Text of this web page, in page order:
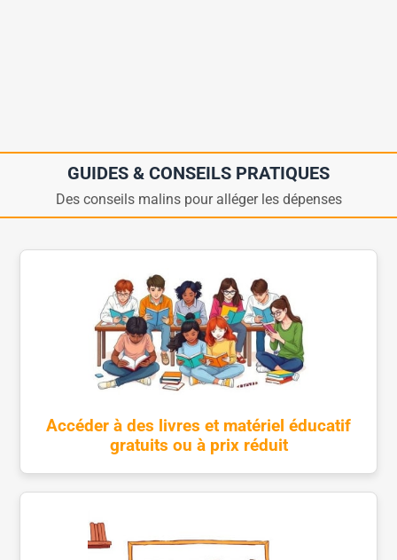
GUIDES & CONSEILS PRATIQUES
Des conseils malins pour alléger les dépenses
Accéder à des livres et matériel éducatif
gratuits ou à prix réduit